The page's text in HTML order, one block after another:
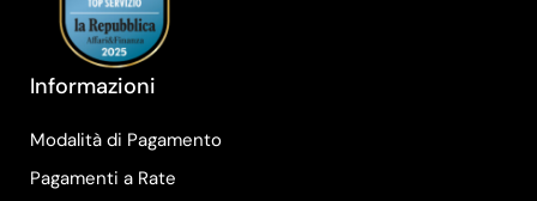
Informazioni
Modalità di Pagamento
Pagamenti a Rate